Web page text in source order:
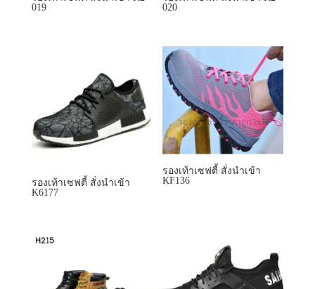
รองเท้าเซฟตี้ สั่งนำเข้า
รองเท้าเซฟตี้ สั่งนำเข้า
KF136
รองเท้าเซฟตี้ สั่งนำเข้า
KP1009